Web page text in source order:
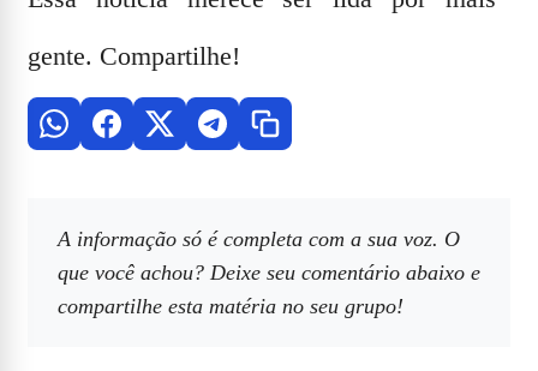
gente. Compartilhe!
A informação só é completa com a sua voz. O
que você achou? Deixe seu comentário abaixo e
compartilhe esta matéria no seu grupo!